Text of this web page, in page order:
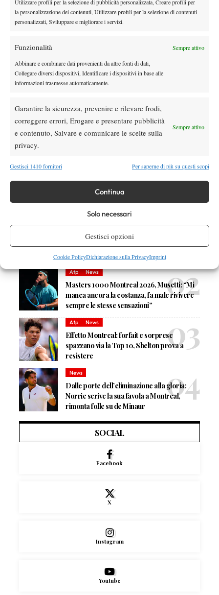
Utilizzare profili per la selezione di pubblicità personalizzata, Creare profili per
la personalizzazione dei contenuti, Utilizzare profili per la selezione di contenuti
personalizzati, Sviluppare e migliorare i servizi.
Funzionalità Sempre attivo
Abbinare e combinare dati provenienti da altre fonti di dati,
Collegare diversi dispositivi, Identificare i dispositivi in base alle
informazioni trasmesse automaticamente.
Garantire la sicurezza, prevenire e rilevare frodi,
correggere errori, Erogare e presentare pubblicità
e contenuto, Salvare e comunicare le scelte sulla
privacy.
Sempre attivo
Gestisci 1410 fornitori Per saperne di più su questi scopi
Continua
Solo necessari
Gestisci opzioni
Cookie PolicyDichiarazione sulla PrivacyImprint
prime due teste di serie, ma l’attenzione sarà puntata sulle sorelle
Williams, che proveranno a trovare una certa continuità di
TAGGED:Camila Giorgi Maria Sharapova Miami
Resoconto Wta Wta Miami
Devi essereconnesso per inviare un commento.
Rusedski sul futuro di Alcaraz: “Non
giocherà lo US Open, forse non lo vedremo
più nel 2026”
Atp News
Masters 1000 Montreal 2026, Musetti: “Mi
manca ancora la costanza, fa male rivivere
sempre le stesse sensazioni”
Atp News
Effetto Montreal: forfait e sorprese
spazzano via la Top 10, Shelton prova a
resistere
News
Dalle porte dell’eliminazione alla gloria:
Norrie scrive la sua favola a Montreal,
rimonta folle su de Minaur
SOCIAL
Facebook
X
Instagram
Youtube